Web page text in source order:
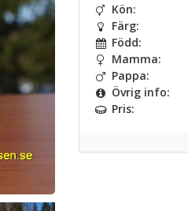
Kön:
Färg:
Född:
Mamma:
Pappa:
Övrig info:
Pris: